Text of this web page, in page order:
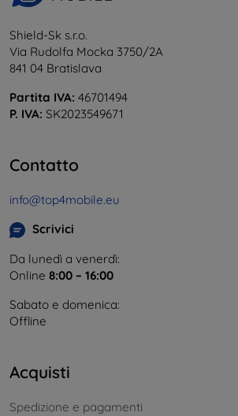
Shield-Sk s.r.o.
Via Rudolfa Mocka 3750/2A
841 04 Bratislava
Partita IVA: 46701494
P. IVA: SK2023549671
Contatto
info@top4mobile.eu
Scrivici
Da lunedì a venerdì:
Online 8:00 – 16:00
Sabato e domenica:
Offline
Acquisti
Spedizione e pagamenti